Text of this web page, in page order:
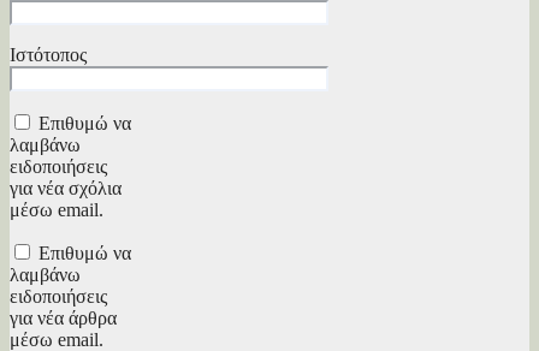
Ιστότοπος
Επιθυμώ να
λαμβάνω
ειδοποιήσεις
για νέα σχόλια
μέσω email.
Επιθυμώ να
λαμβάνω
ειδοποιήσεις
για νέα άρθρα
μέσω email.